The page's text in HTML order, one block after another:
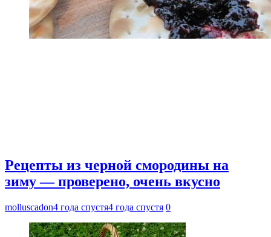
Рецепты из черной смородины на
зиму — проверено, очень вкусно
molluscadon4 года спустя4 года спустя 0